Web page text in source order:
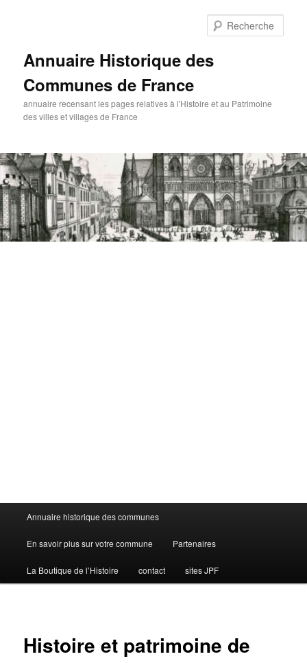
Annuaire Historique des
Communes de France
annuaire recensant les pages relatives à l'Histoire et au Patrimoine
des villes et villages de France
Menu
principal
Annuaire historique des communes
En savoir plus sur votre commune Partenaires
La Boutique de l’Histoire contact sites JPF
Histoire et patrimoine de